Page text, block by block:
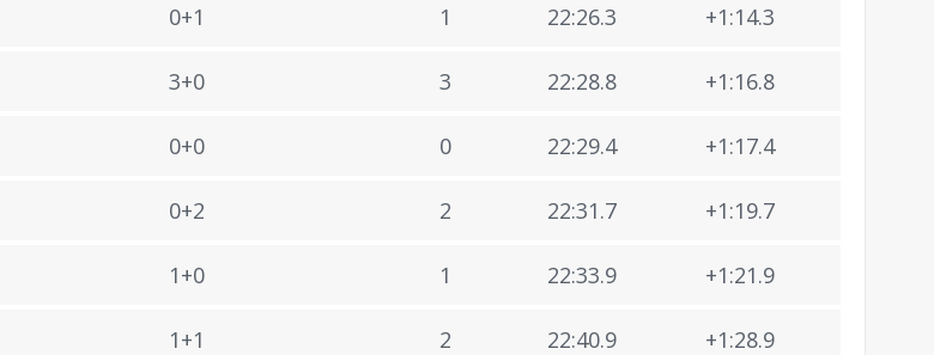
0+1 1 22:26.3 +1:14.3
3+0 3 22:28.8 +1:16.8
0+0 0 22:29.4 +1:17.4
0+2 2 22:31.7 +1:19.7
1+0 1 22:33.9 +1:21.9
1+1 2 22:40.9 +1:28.9